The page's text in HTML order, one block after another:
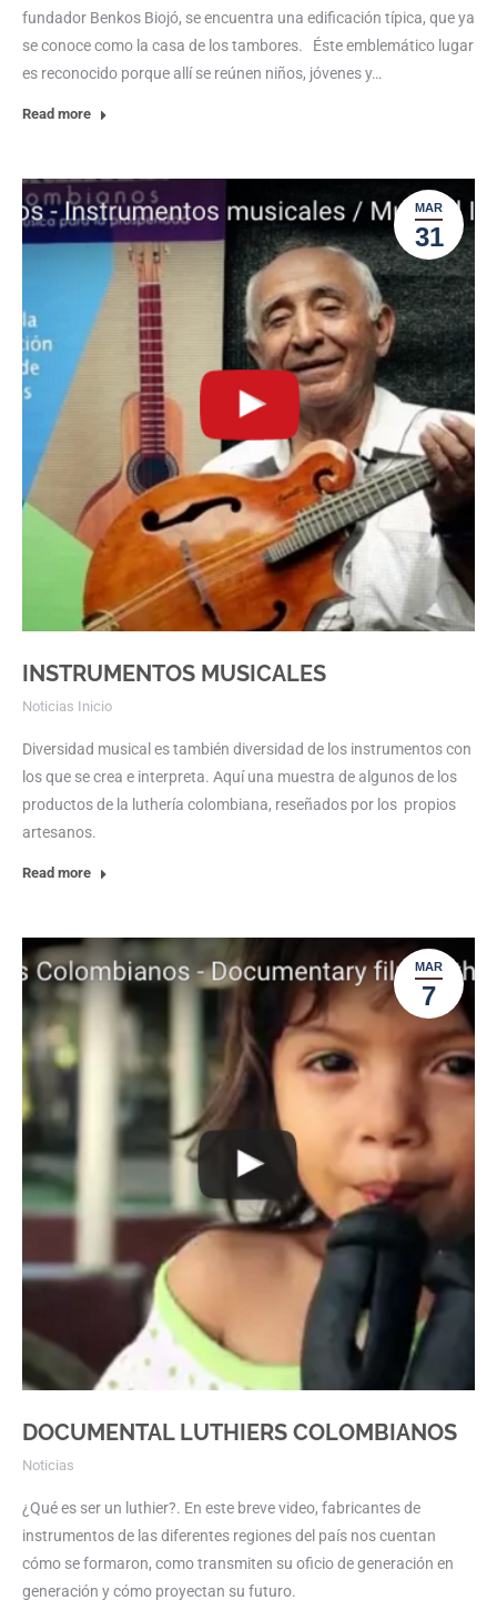
fundador Benkos Biojó, se encuentra una edificación típica, que ya
se conoce como la casa de los tambores. Éste emblemático lugar
es reconocido porque allí se reúnen niños, jóvenes y…
Read more
MAR
31
INSTRUMENTOS MUSICALES
Noticias Inicio
Diversidad musical es también diversidad de los instrumentos con
los que se crea e interpreta. Aquí una muestra de algunos de los
productos de la luthería colombiana, reseñados por los propios
artesanos.
Read more
MAR
7
DOCUMENTAL LUTHIERS COLOMBIANOS
Noticias
¿Qué es ser un luthier?. En este breve video, fabricantes de
instrumentos de las diferentes regiones del país nos cuentan
cómo se formaron, como transmiten su oficio de generación en
generación y cómo proyectan su futuro.